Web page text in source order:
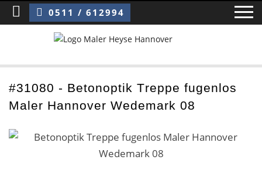
Sie sind hier:Betonoptik Treppe fugenlos Maler Hannover Wedemark 08
0511 / 612994
Home
Blog
Über uns ›
#31080 - Betonoptik Treppe fugenlos
Maler Hannover Wedemark 08